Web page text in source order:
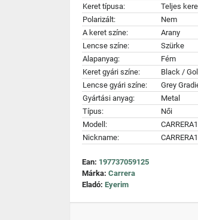
Keret típusa:
Teljes
Polarizált:
Nem
A keret színe:
Arany
Lencse színe:
Szürke
Alapanyag:
Fém
Keret gyári színe:
Black /
Lencse gyári színe:
Grey
Gyártási anyag:
Metal
Típus:
Női
Modell:
Nickname:
Ean: 197737059125
Márka: Carrera
Eladó: Eyerim